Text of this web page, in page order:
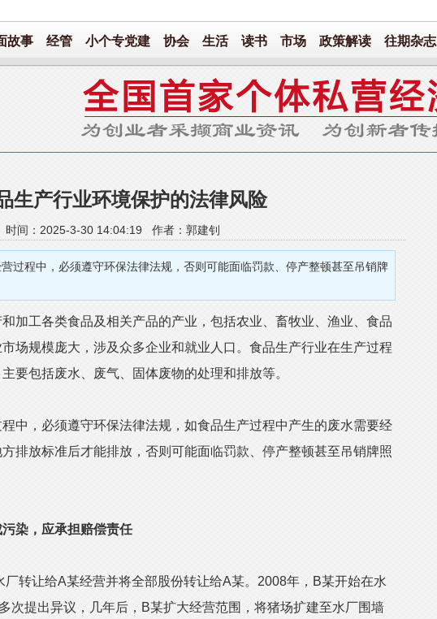
故事 经管 小个专党建 协会 生活 读书 市场 政策解读 往期杂志
生产行业环境保护的法律风险
时间：2025-3-30 14:04:19 作者：郭建钊
过程中，必须遵守环保法律法规，否则可能面临罚款、停产整顿甚至吊销牌
工各类食品及相关产品的产业，包括农业、畜牧业、渔业、食品
场规模庞大，涉及众多企业和就业人口。食品生产行业在生产过程
要包括废水、废气、固体废物的处理和排放等。
，必须遵守环保法律法规，如食品生产过程中产生的废水需要经
排放标准后才能排放，否则可能面临罚款、停产整顿甚至吊销牌照
染，应承担赔偿责任
让给A某经营并将全部股份转让给A某。2008年，B某开始在水
次提出异议，几年后，B某扩大经营范围，将猪场扩建至水厂围墙